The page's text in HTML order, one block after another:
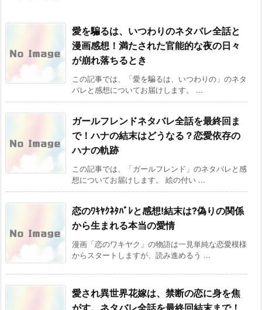
愛を騙るは、いつわりのネタバレ全話と
漫画感想！満たされた官能的な夜の日々
が崩れ落ちるとき
この記事では、「愛を騙るは、いつわりの」のネタ
バレと感想についてお届けします。 ...
ガールフレンドネタバレ全話を最終回ま
で！ハナの結末はどうなる？恋愛依存の
ハナの軌跡
この記事では、「ガールフレンド」のネタバレと感
想についてお届けします。 絵の付い ...
恋のﾜｷﾔｸﾈﾀﾊﾞﾚと感想!結末は?偽りの関係
から生まれる本当の愛情
漫画「恋のワキヤク」の物語は一見単純な恋愛模様
からスタートしますが、読み進めるう ...
愛され異世界花嫁は、禁断の恋に身を焦